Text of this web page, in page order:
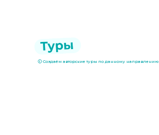
🛈 Создаём авторские туры по данному направлению